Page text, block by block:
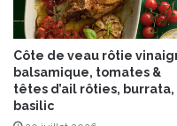
Côte de veau rôtie
balsamique, tomates &
têtes d’ail rôties, burrata,
basilic